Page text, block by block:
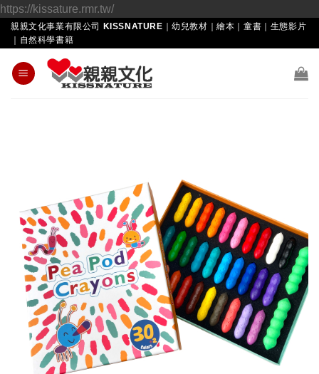
https://kissature.rmr.tw/Skip
to
親親文化事業有限公司 KISSNATURE｜幼兒教材｜繪本｜童書｜生態影片
｜自然科學書籍